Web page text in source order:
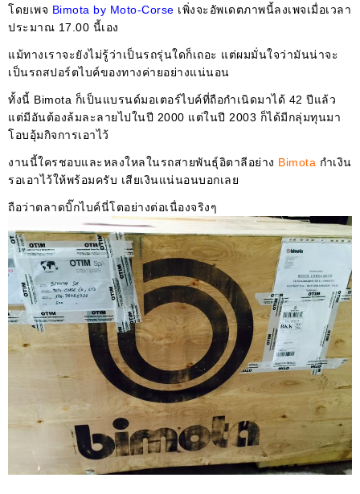
โดยเพจ Bimota by Moto-Corse เพิ่งจะอัพเดตภาพนี้ลงเพจเมื่อเวลา
ประมาณ 17.00 นี้เอง
แม้ทางเราจะยังไม่รู้ว่าเป็นรถรุ่นใดก็เถอะ แต่ผมมั่นใจว่ามันน่าจะ
เป็นรถสปอร์ตไบค์ของทางค่ายอย่างแน่นอน
ทั้งนี้ Bimota ก็เป็นแบรนด์มอเตอร์ไบค์ที่ถือกำเนิดมาได้ 42 ปีแล้ว
แต่มีอันต้องล้มละลายไปในปี 2000 แต่ในปี 2003 ก็ได้มีกลุ่มทุนมา
โอบอุ้มกิจการเอาไว้
งานนี้ใครชอบและหลงใหลในรถสายพันธ์ุอิตาลีอย่าง Bimota กำเงิน
รอเอาไว้ให้พร้อมครับ เสียเงินแน่นอนบอกเลย
ถือว่าตลาดบิ๊กไบค์นี่โตอย่างต่อเนื่องจริงๆ